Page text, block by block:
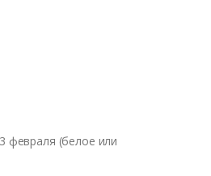
февраля (белое или